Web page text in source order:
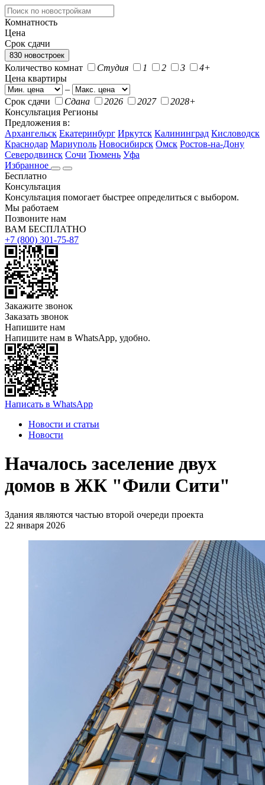
Комнатность
Цена
Срок сдачи
830 новостроек
Количество комнат Студия 1 2 3
4+
Цена квартиры
–
Срок сдачи
Сдана 2026 2027
2028+
Консультация Регионы
Предложения в:
Архангельск Екатеринбург Иркутск Калининград Кисловодск
Краснодар Мариуполь Новосибирск Омск Ростов-на-Дону
Северодвинск Сочи Тюмень Уфа
Избранное
Бесплатно
Консультация
Консультация помогает быстрее определиться с выбором.
Мы работаем
Позвоните нам
ВАМ БЕСПЛАТНО
+7 (800) 301-75-87
Закажите звонок
Заказать звонок
Напишите нам
Напишите нам в WhatsApp, удобно.
Написать в WhatsApp
Новости и статьи
Новости
Началось заселение двух
домов в ЖК "Фили Сити"
Здания являются частью второй очереди проекта
22 января 2026